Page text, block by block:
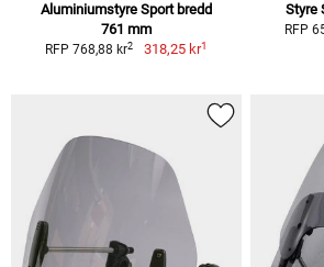
Aluminiumstyre Sport bredd
761 mm
RFP 768,88 kr2 318,25 kr1
Styre
RFP